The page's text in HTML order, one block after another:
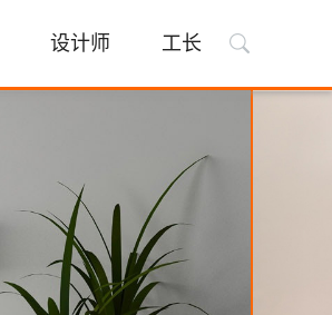
设计师 工长